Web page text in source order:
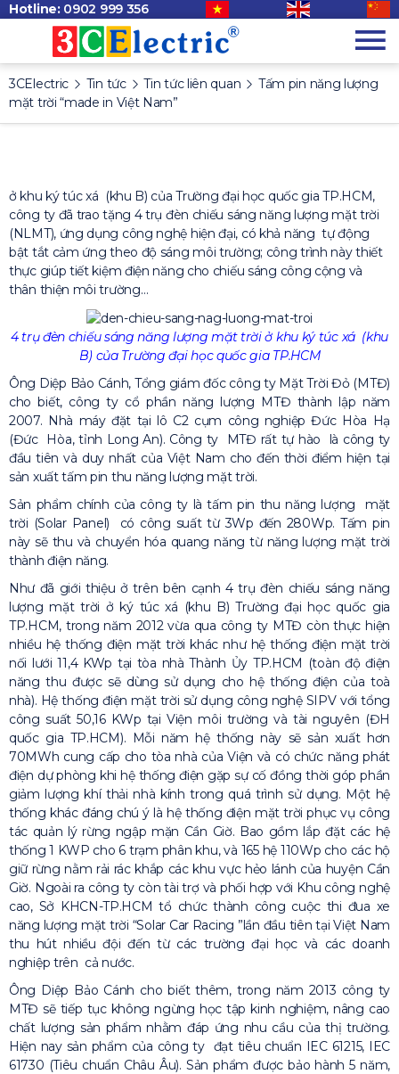
Hotline: 0902 999 356
3CElectric Tin tức Tin tức liên quan
Tấm pin năng lượng
mặt trời “made in Việt Nam”
ở khu ký túc xá (khu B) của Trường đại học quốc gia TP.HCM,
công ty đã trao tặng 4 trụ đèn chiếu sáng năng lượng mặt trời
(NLMT), ứng dụng công nghệ hiện đại, có khả năng tự động
bật tắt cảm ứng theo độ sáng môi trường; công trình này thiết
thực giúp tiết kiệm điện năng cho chiếu sáng công cộng và
thân thiện môi trường…
4 trụ đèn chiếu sáng năng lượng mặt trời ở khu ký túc xá (khu
B) của Trường đại học quốc gia TP.HCM
Ông Diệp Bảo Cánh, Tổng giám đốc công ty Mặt Trời Đỏ (MTĐ)
cho biết, công ty cổ phần năng lượng MTĐ thành lập năm
2007. Nhà máy đặt tại lô C2 cụm công nghiệp Đức Hòa Hạ
(Đức Hòa, tỉnh Long An). Công ty MTĐ rất tự hào là công ty
đầu tiên và duy nhất của Việt Nam cho đến thời điểm hiện tại
sản xuất tấm pin thu năng lượng mặt trời.
Sản phẩm chính của công ty là tấm pin thu năng lượng mặt
trời (Solar Panel) có công suất từ 3Wp đến 280Wp. Tấm pin
này sẽ thu và chuyển hóa quang năng từ năng lượng mặt trời
thành điện năng.
Như đã giới thiệu ở trên bên cạnh 4 trụ đèn chiếu sáng năng
lượng mặt trời ở ký túc xá (khu B) Trường đại học quốc gia
TP.HCM, trong năm 2012 vừa qua công ty MTĐ còn thực hiện
nhiều hệ thống điện mặt trời khác như hệ thống điện mặt trời
nối lưới 11,4 KWp tại tòa nhà Thành Ủy TP.HCM (toàn độ điện
năng thu được sẽ dùng sử dụng cho hệ thống điện của toà
nhà). Hệ thống điện mặt trời sử dụng công nghệ SIPV với tổng
công suất 50,16 KWp tại Viện môi trường và tài nguyên (ĐH
quốc gia TP.HCM). Mỗi năm hệ thống này sẽ sản xuất hơn
70MWh cung cấp cho tòa nhà của Viện và có chức năng phát
điện dự phòng khi hệ thống điện gặp sự cố đồng thời góp phần
giảm lượng khí thải nhà kính trong quá trình sử dụng. Một hệ
thống khác đáng chú ý là hệ thống điện mặt trời phục vụ công
tác quản lý rừng ngập mặn Cần Giờ. Bao gồm lắp đặt các hệ
thống 1 KWP cho 6 trạm phân khu, và 165 hệ 110Wp cho các hộ
giữ rừng nằm rải rác khắp các khu vực hẻo lánh của huyện Cần
Giờ. Ngoài ra công ty còn tài trợ và phối hợp với Khu công nghệ
cao, Sở KHCN-TP.HCM tổ chức thành công cuộc thi đua xe
năng lượng mặt trời “Solar Car Racing ”lần đầu tiên tại Việt Nam
thu hút nhiều đội đến từ các trường đại học và các doanh
nghiệp trên cả nước.
Ông Diệp Bảo Cánh cho biết thêm, trong năm 2013 công ty
MTĐ sẽ tiếp tục không ngừng học tập kinh nghiệm, nâng cao
chất lượng sản phẩm nhằm đáp ứng nhu cầu của thị trường.
Hiện nay sản phẩm của công ty đạt tiêu chuẩn IEC 61215, IEC
61730 (Tiêu chuẩn Châu Âu). Sản phẩm được bảo hành 5 năm,